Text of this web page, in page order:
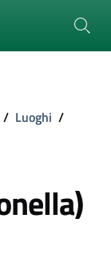
/ Luoghi /